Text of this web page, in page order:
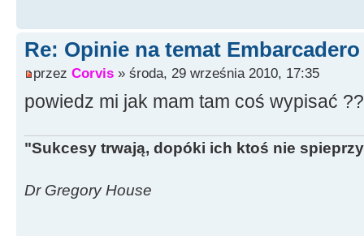
Re: Opinie na temat
przez Corvis » środa, 29 września 2010, 17:35
powiedz mi jak mam tam coś wypisać ??
"Sukcesy trwają, dopóki ich ktoś nie
Dr Gregory House